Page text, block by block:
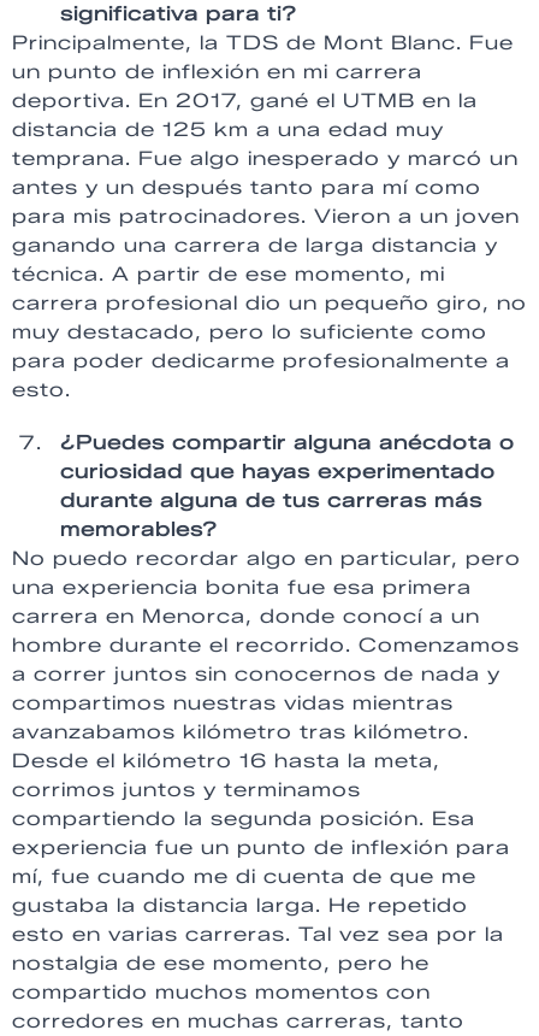
significativa para ti?
Principalmente, la TDS de Mont Blanc. Fue
un punto de inflexión en mi carrera
deportiva. En 2017, gané el UTMB en la
distancia de 125 km a una edad muy
temprana. Fue algo inesperado y marcó un
antes y un después tanto para mí como
para mis patrocinadores. Vieron a un joven
ganando una carrera de larga distancia y
técnica. A partir de ese momento, mi
carrera profesional dio un pequeño giro, no
muy destacado, pero lo suficiente como
para poder dedicarme profesionalmente a
esto.
¿Puedes compartir alguna anécdota o
curiosidad que hayas experimentado
durante alguna de tus carreras más
memorables?
No puedo recordar algo en particular, pero
una experiencia bonita fue esa primera
carrera en Menorca, donde conocí a un
hombre durante el recorrido. Comenzamos
a correr juntos sin conocernos de nada y
compartimos nuestras vidas mientras
avanzabamos kilómetro tras kilómetro.
Desde el kilómetro 16 hasta la meta,
corrimos juntos y terminamos
compartiendo la segunda posición. Esa
experiencia fue un punto de inflexión para
mí, fue cuando me di cuenta de que me
gustaba la distancia larga. He repetido
esto en varias carreras. Tal vez sea por la
nostalgia de ese momento, pero he
compartido muchos momentos con
corredores en muchas carreras, tanto